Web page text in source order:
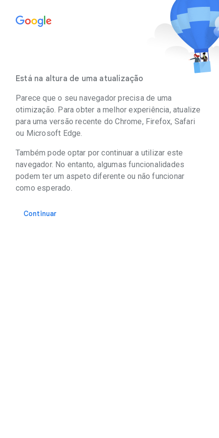
Está na altura de uma atualização
Parece que o seu navegador precisa de uma
otimização. Para obter a melhor experiência, atualize
para uma versão recente do Chrome, Firefox, Safari
ou Microsoft Edge.
Também pode optar por continuar a utilizar este
navegador. No entanto, algumas funcionalidades
podem ter um aspeto diferente ou não funcionar
como esperado.
Continuar